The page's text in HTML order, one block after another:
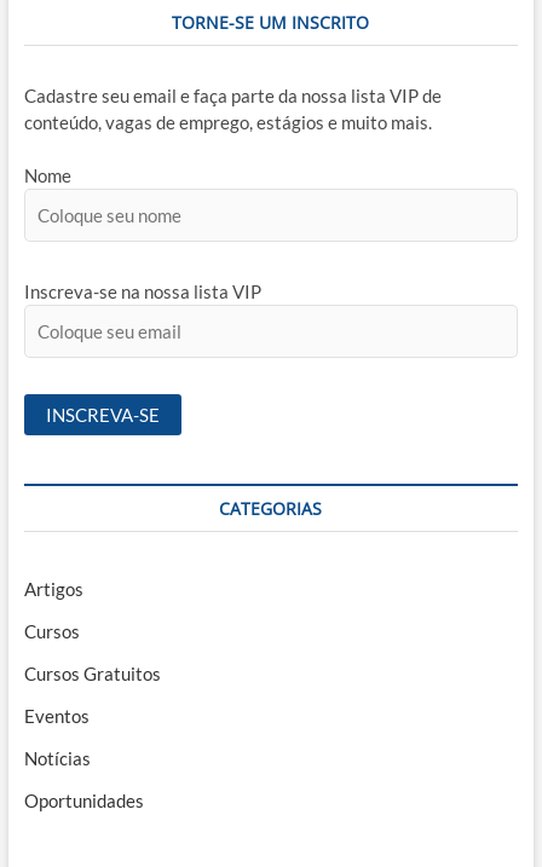
TORNE-SE UM INSCRITO
Cadastre seu email e faça parte da nossa lista VIP de
conteúdo, vagas de emprego, estágios e muito mais.
Nome
Inscreva-se na nossa lista VIP
CATEGORIAS
Artigos
Cursos
Cursos Gratuitos
Eventos
Notícias
Oportunidades